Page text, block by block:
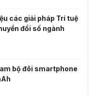
các giải pháp Trí tuệ
đổi số ngành
bộ đôi smartphone